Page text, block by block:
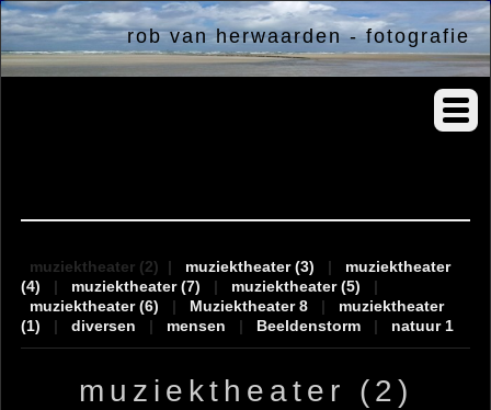
rob van herwaarden - fotografie
muziektheater (2) | muziektheater (3) |
muziektheater
(4)
| muziektheater (7) | muziektheater (5)
|
muziektheater (6)
| Muziektheater 8 |
muziektheater
(1)
| diversen | mensen | Beeldenstorm | natuur 1
muziektheater (2)